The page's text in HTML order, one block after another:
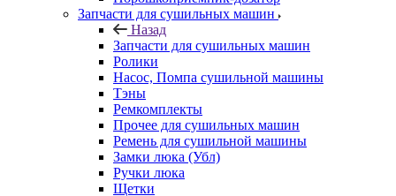
Запчасти для сушильных машин
Назад
Запчасти для сушильных машин
Ролики
Насос, Помпа сушильной машины
Тэны
Ремкомплекты
Прочее для сушильных машин
Ремень для сушильной машины
Замки люка (Убл)
Ручки люка
Щетки